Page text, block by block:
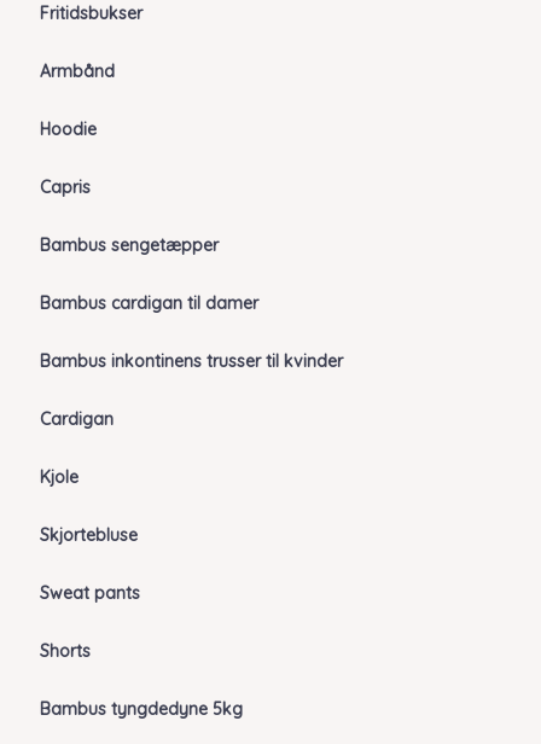
Fritidsbukser
Armbånd
Hoodie
Capris
Bambus sengetæpper
Bambus cardigan til damer
Bambus inkontinens trusser til kvinder
Cardigan
Kjole
Skjortebluse
Sweat pants
Shorts
Bambus tyngdedyne 5kg